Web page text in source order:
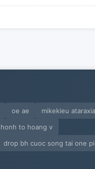
oe ae
mikekieu ataraxia
honh to hoang v
drop bh cuoc song tai one